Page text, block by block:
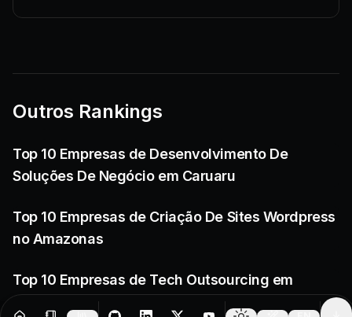
Outros Rankings
Top 10 Empresas de Desenvolvimento De
Soluções De Negócio em Caruaru
Top 10 Empresas de Criação De Sites Wordpress
no Amazonas
Top 10 Empresas de Tech Outsourcing em